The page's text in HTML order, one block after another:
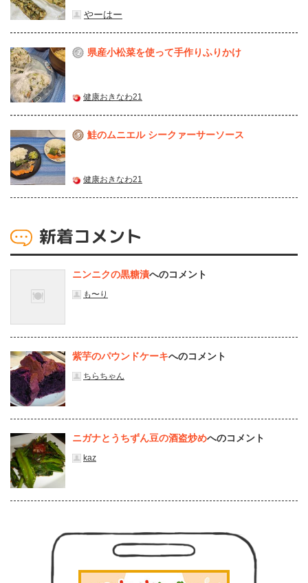
やーはー
2 県産⼩松菜を使って⼿作りふりかけ
健康おきなわ21
3 鮭のムニエル シークァーサーソース
健康おきなわ21
新着コメント
ニンニクの黒糖漬へのコメント
も〜り
紫芋のパウンドケーキへのコメント
ちらちゃん
ニガナとうちずん豆の酒盗炒めへのコメント
kaz